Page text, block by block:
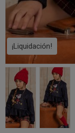
¡Liquidación!